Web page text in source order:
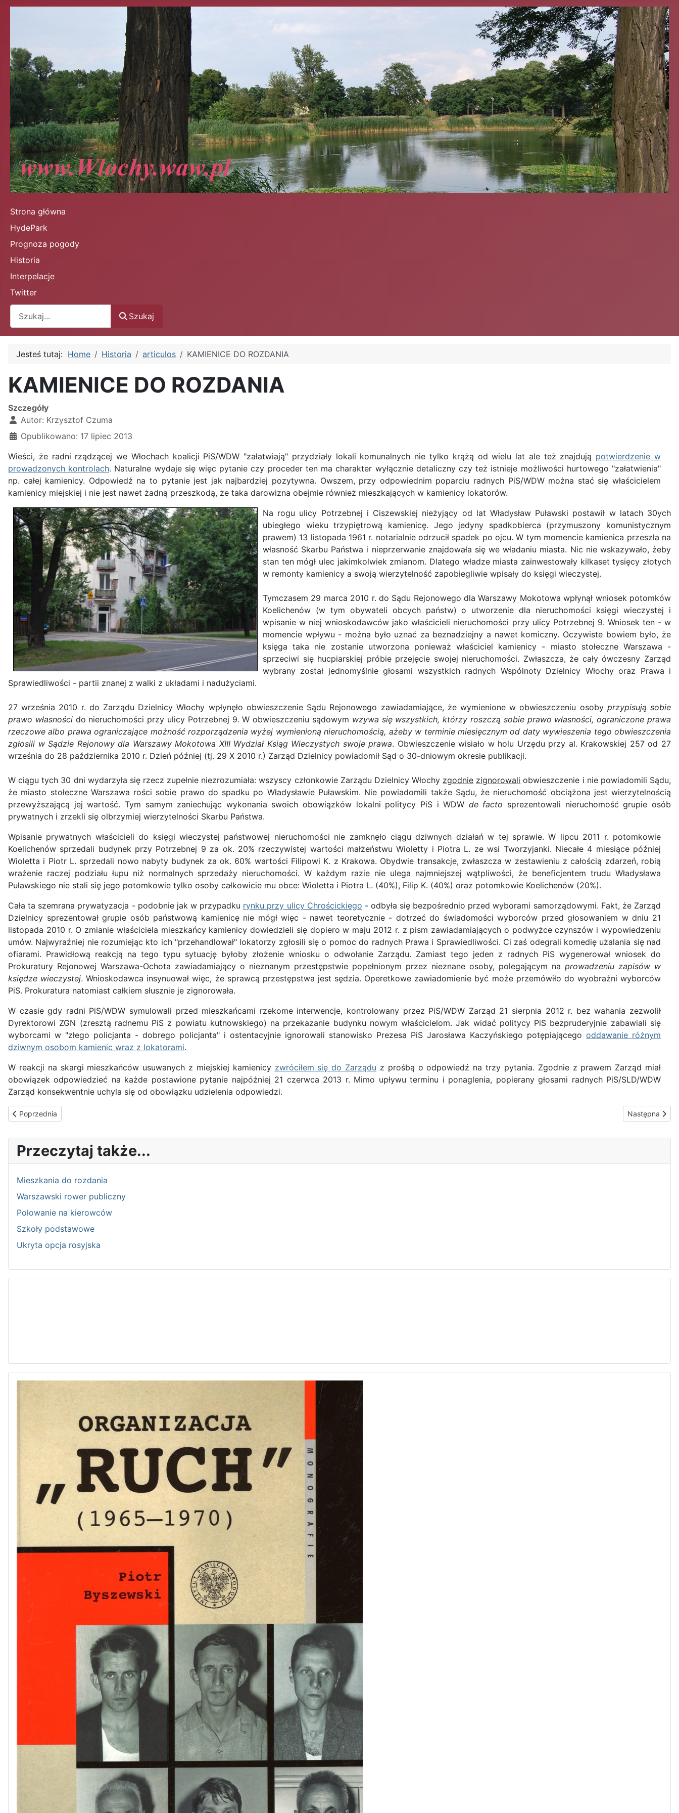
Strona główna
HydePark
Prognoza pogody
Historia
Interpelacje
Twitter
Szukaj
Jesteś tutaj: Home Historia articulos KAMIENICE DO ROZDANIA
KAMIENICE DO ROZDANIA
Szczegóły
Autor: Krzysztof Czuma
Opublikowano: 17 lipiec 2013
Wieści, że radni rządzącej we Włochach koalicji PiS/WDW "załatwiają" przydziały lokali komunalnych nie tylko krążą od wielu lat ale też znajdują potwierdzenie w
prowadzonych kontrolach. Naturalne wydaje się więc pytanie czy proceder ten ma charakter wyłącznie detaliczny czy też istnieje możliwości hurtowego "załatwienia"
np. całej kamienicy. Odpowiedź na to pytanie jest jak najbardziej pozytywna. Owszem, przy odpowiednim poparciu radnych PiS/WDW można stać się właścicielem
kamienicy miejskiej i nie jest nawet żadną przeszkodą, że taka darowizna obejmie również mieszkających w kamienicy lokatorów.
Na rogu ulicy Potrzebnej i Ciszewskiej nieżyjący od lat Władysław Puławski postawił w latach 30ych
ubiegłego wieku trzypiętrową kamienicę. Jego jedyny spadkobierca (przymuszony komunistycznym
prawem) 13 listopada 1961 r. notarialnie odrzucił spadek po ojcu. W tym momencie kamienica przeszła na
własność Skarbu Państwa i nieprzerwanie znajdowała się we władaniu miasta. Nic nie wskazywało, żeby
stan ten mógł ulec jakimkolwiek zmianom. Dlatego władze miasta zainwestowały kilkaset tysięcy złotych
w remonty kamienicy a swoją wierzytelność zapobiegliwie wpisały do księgi wieczystej.
Tymczasem 29 marca 2010 r. do Sądu Rejonowego dla Warszawy Mokotowa wpłynął wniosek potomków
Koelichenów (w tym obywateli obcych państw) o utworzenie dla nieruchomości księgi wieczystej i
wpisanie w niej wnioskodawców jako właścicieli nieruchomości przy ulicy Potrzebnej 9. Wniosek ten - w
momencie wpływu - można było uznać za beznadziejny a nawet komiczny. Oczywiste bowiem było, że
księga taka nie zostanie utworzona ponieważ właściciel kamienicy - miasto stołeczne Warszawa -
sprzeciwi się hucpiarskiej próbie przejęcie swojej nieruchomości. Zwłaszcza, że cały ówczesny Zarząd
wybrany został jednomyślnie głosami wszystkich radnych Wspólnoty Dzielnicy Włochy oraz Prawa i
Sprawiedliwości - partii znanej z walki z układami i nadużyciami.
27 września 2010 r. do Zarządu Dzielnicy Włochy wpłynęło obwieszczenie Sądu Rejonowego zawiadamiające, że wymienione w obwieszczeniu osoby przypisują sobie
prawo własnoścido nieruchomości przy ulicy Potrzebnej 9. W obwieszczeniu sądowym wzywa się wszystkich, którzy roszczą sobie prawo własności, ograniczone prawa
rzeczowe albo prawa ograniczające możność rozporządzenia wyżej wymienioną nieruchomością, ażeby w terminie miesięcznym od daty wywieszenia tego obwieszczenia
zgłosili w Sądzie Rejonowy dla Warszawy Mokotowa XIII Wydział Ksiąg Wieczystych swoje prawa. Obwieszczenie wisiało w holu Urzędu przy al. Krakowskiej 257 od 27
września do 28 października 2010 r. Dzień później (tj. 29 X 2010 r.) Zarząd Dzielnicy powiadomił Sąd o 30-dniowym okresie publikacji.
W ciągu tych 30 dni wydarzyła się rzecz zupełnie niezrozumiała: wszyscy członkowie Zarządu Dzielnicy Włochy zgodnie zignorowali obwieszczenie i nie powiadomili Sądu,
że miasto stołeczne Warszawa rości sobie prawo do spadku po Władysławie Puławskim. Nie powiadomili także Sądu, że nieruchomość obciążona jest wierzytelnością
przewyższającą jej wartość. Tym samym zaniechując wykonania swoich obowiązków lokalni politycy PiS i WDW de facto sprezentowali nieruchomość grupie osób
prywatnych i zrzekli się olbrzymiej wierzytelności Skarbu Państwa.
Wpisanie prywatnych właścicieli do księgi wieczystej państwowej nieruchomości nie zamknęło ciągu dziwnych działań w tej sprawie. W lipcu 2011 r. potomkowie
Koelichenów sprzedali budynek przy Potrzebnej 9 za ok. 20% rzeczywistej wartości małżeństwu Wioletty i Piotra L. ze wsi Tworzyjanki. Niecałe 4 miesiące później
Wioletta i Piotr L. sprzedali nowo nabyty budynek za ok. 60% wartości Filipowi K. z Krakowa. Obydwie transakcje, zwłaszcza w zestawieniu z całością zdarzeń, robią
wrażenie raczej podziału łupu niż normalnych sprzedaży nieruchomości. W każdym razie nie ulega najmniejszej wątpliwości, że beneficjentem trudu Władysława
Puławskiego nie stali się jego potomkowie tylko osoby całkowicie mu obce: Wioletta i Piotra L. (40%), Filip K. (40%) oraz potomkowie Koelichenów (20%).
Cała ta szemrana prywatyzacja - podobnie jak w przypadku rynku przy ulicy Chrościckiego - odbyła się bezpośrednio przed wyborami samorządowymi. Fakt, że Zarząd
Dzielnicy sprezentował grupie osób państwową kamienicę nie mógł więc - nawet teoretycznie - dotrzeć do świadomości wyborców przed głosowaniem w dniu 21
listopada 2010 r. O zmianie właściciela mieszkańcy kamienicy dowiedzieli się dopiero w maju 2012 r. z pism zawiadamiających o podwyżce czynszów i wypowiedzeniu
umów. Najwyraźniej nie rozumiejąc kto ich "przehandlował" lokatorzy zgłosili się o pomoc do radnych Prawa i Sprawiedliwości. Ci zaś odegrali komedię użalania się nad
ofiarami. Prawidłową reakcją na tego typu sytuację byłoby złożenie wniosku o odwołanie Zarządu. Zamiast tego jeden z radnych PiS wygenerował wniosek do
Prokuratury Rejonowej Warszawa-Ochota zawiadamiający o nieznanym przestępstwie popełnionym przez nieznane osoby, polegającym na prowadzeniu zapisów w
księdze wieczystej. Wnioskodawca insynuował więc, że sprawcą przestępstwa jest sędzia. Operetkowe zawiadomienie być może przemówiło do wyobraźni wyborców
PiS. Prokuratura natomiast całkiem słusznie je zignorowała.
W czasie gdy radni PiS/WDW symulowali przed mieszkańcami rzekome interwencje, kontrolowany przez PiS/WDW Zarząd 21 sierpnia 2012 r. bez wahania zezwolił
Dyrektorowi ZGN (zresztą radnemu PiS z powiatu kutnowskiego) na przekazanie budynku nowym właścicielom. Jak widać politycy PiS bezpruderyjnie zabawiali się
wyborcami w "złego policjanta - dobrego policjanta" i ostentacyjnie ignorowali stanowisko Prezesa PiS Jarosława Kaczyńskiego potępiającego oddawanie różnym
dziwnym osobom kamienic wraz z lokatorami.
W reakcji na skargi mieszkańców usuwanych z miejskiej kamienicy zwróciłem się do Zarządu z prośbą o odpowiedź na trzy pytania. Zgodnie z prawem Zarząd miał
obowiązek odpowiedzieć na każde postawione pytanie najpóźniej 21 czerwca 2013 r. Mimo upływu terminu i ponaglenia, popierany głosami radnych PiS/SLD/WDW
Zarząd konsekwentnie uchyla się od obowiązku udzielenia odpowiedzi.
Poprzednia strona: Historia Włoch
Poprzednia Następna
Następna
Przeczytaj także...
Mieszkania do rozdania
Warszawski rower publiczny
Polowanie na kierowców
Szkoły podstawowe
Ukryta opcja rosyjska